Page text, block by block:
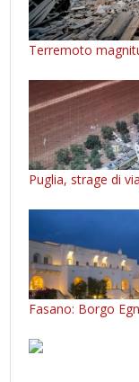
Terremoto
Puglia, strage di
Fasano: Borgo